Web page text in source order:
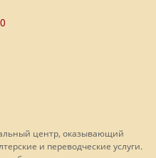
центр, оказывающий
и переводческие услуги.